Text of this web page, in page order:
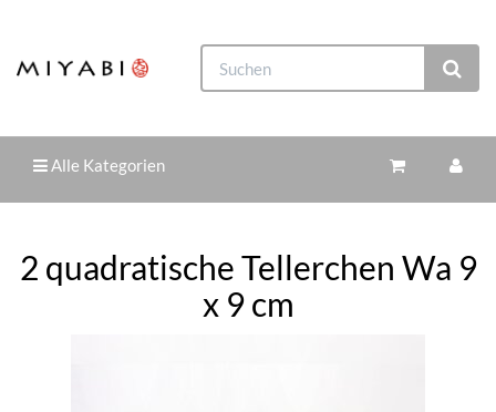
Alle Kategorien
2 quadratische Tellerchen Wa 9
x 9 cm